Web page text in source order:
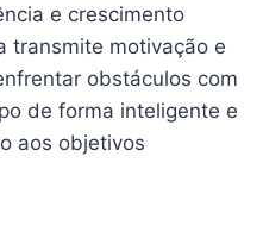
e crescimento
transmite motivação e
obstáculos com
de forma inteligente e
aos objetivos